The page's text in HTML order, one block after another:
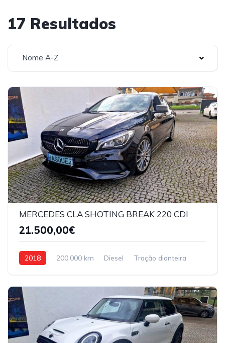
17 Resultados
Nome A-Z
MERCEDES CLA SHOTING BREAK 220 CDI
21.500,00€
2018 200.000 km Diesel Tração dianteira